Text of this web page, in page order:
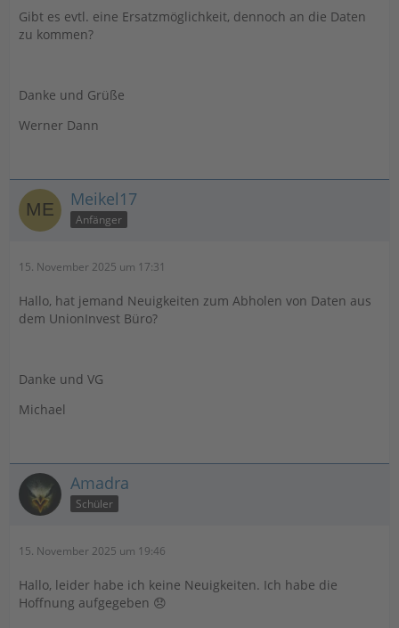
Gibt es evtl. eine Ersatzmöglichkeit, dennoch an die Daten
zu kommen?
Danke und Grüße
Werner Dann
Meikel17
Anfänger
15. November 2025 um 17:31
Hallo, hat jemand Neuigkeiten zum Abholen von Daten aus
dem UnionInvest Büro?
Danke und VG
Michael
Amadra
Schüler
15. November 2025 um 19:46
Hallo, leider habe ich keine Neuigkeiten. Ich habe die
Hoffnung aufgegeben 😞